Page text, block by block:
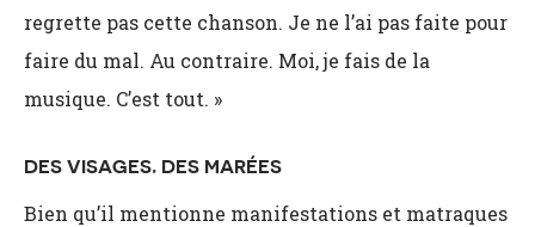
regrette pas cette chanson. Je ne l’ai pas faite pour
faire du mal. Au contraire. Moi, je fais de la
musique. C’est tout. »
DES VISAGES, DES MARÉES
Bien qu’il mentionne manifestations et matraques